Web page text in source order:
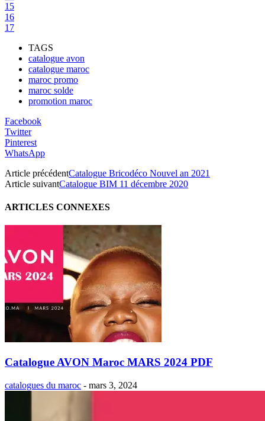
15
16
17
TAGS
catalogue avon
catalogue maroc
maroc promo
maroc solde
promotion maroc
Facebook
Twitter
Pinterest
WhatsApp
Article précédentCatalogue Bricodéco Nouvel an 2021
Article suivantCatalogue BIM 11 décembre 2020
ARTICLES CONNEXES
Catalogue AVON Maroc MARS 2024 PDF
catalogues du maroc - mars 3, 2024